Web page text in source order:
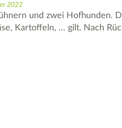
2022
und zwei Hofhunden.
Kartoffeln, … gilt. Nach